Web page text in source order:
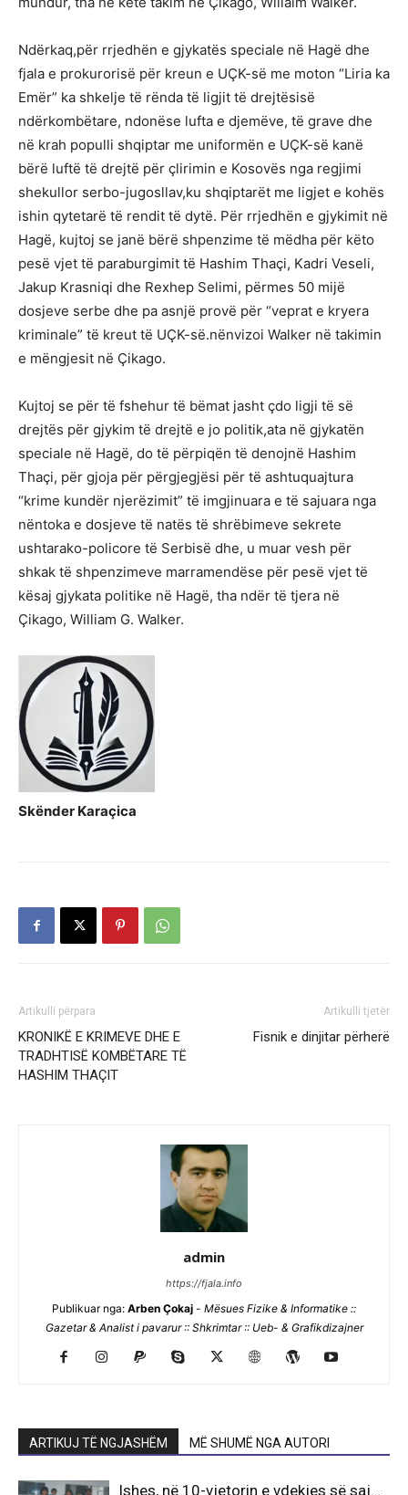
Ndërkaq,për rrjedhën e gjykatës speciale në Hagë dhe
fjala e prokurorisë për kreun e UÇK-së me moton “Liria ka
Emër” ka shkelje të rënda të ligjit të drejtësisë
ndërkombëtare, ndonëse lufta e djemëve, të grave dhe
në krah populli shqiptar me uniformën e UÇK-së kanë
bërë luftë të drejtë për çlirimin e Kosovës nga regjimi
shekullor serbo-jugosllav,ku shqiptarët me ligjet e kohës
ishin qytetarë të rendit të dytë. Për rrjedhën e gjykimit në
Hagë, kujtoj se janë bërë shpenzime të mëdha për këto
pesë vjet të paraburgimit të Hashim Thaçi, Kadri Veseli,
Jakup Krasniqi dhe Rexhep Selimi, përmes 50 mijë
dosjeve serbe dhe pa asnjë provë për “veprat e kryera
kriminale” të kreut të UÇK-së.nënvizoi Walker në takimin
e mëngjesit në Çikago.
Kujtoj se për të fshehur të bëmat jasht çdo ligji të së
drejtës për gjykim të drejtë e jo politik,ata në gjykatën
speciale në Hagë, do të përpiqën të denojnë Hashim
Thaçi, për gjoja për përgjegjësi për të ashtuquajtura
“krime kundër njerëzimit” të imgjinuara e të sajuara nga
nëntoka e dosjeve të natës të shrëbimeve sekrete
ushtarako-policore të Serbisë dhe, u muar vesh për
shkak të shpenzimeve marramendëse për pesë vjet të
kësaj gjykata politike në Hagë, tha ndër të tjera në
Çikago, William G. Walker.
Skënder Karaçica
Artikulli përpara
KRONIKË E KRIMEVE DHE E
TRADHTISË KOMBËTARE TË
HASHIM THAÇIT
Artikulli tjetër
Fisnik e dinjitar përherë
admin
https://fjala.info
Publikuar nga: Arben Çokaj - Mësues Fizike & Informatike ::
Gazetar & Analist i pavarur :: Shkrimtar :: Ueb- & Grafikdizajner
ARTIKUJ TË NGJASHËM MË SHUMË NGA AUTORI
Ishes, në 10-vjetorin e vdekjes së saj…